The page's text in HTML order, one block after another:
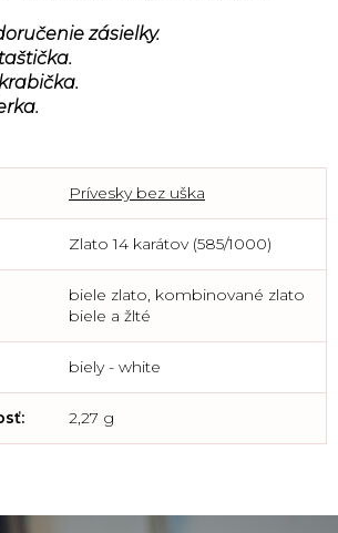
zásielky.
Prívesky bez uška
Zlato 14 karátov (585/1000)
biele zlato, kombinované zlato
biele a žlté
biely - white
: 2,27 g